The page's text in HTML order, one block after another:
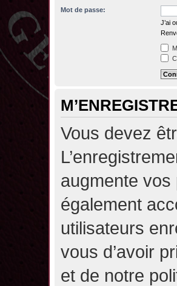
Mot de passe:
J’ai
Vous devez
augmente vos
également
utilisateurs
vous d’avoir
et de notre